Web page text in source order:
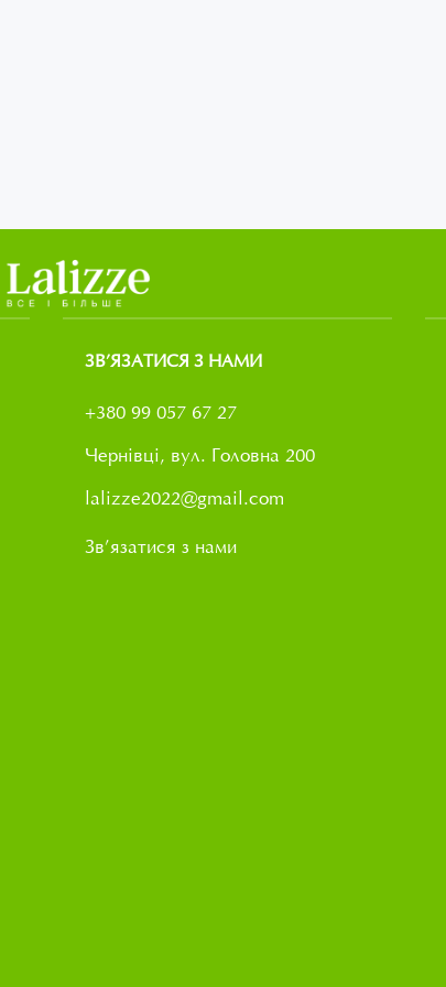
ЗВ’ЯЗАТИСЯ З НАМИ
+380 99 057 67 27
Чернівці, вул. Головна 200
lalizze2022@gmail.com
Зв’язатися з нами